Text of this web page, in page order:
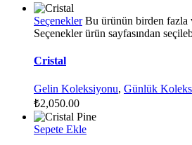
Seçenekler Bu ürünün birden fazla
Seçenekler ürün sayfasından
Cristal
Gelin Koleksiyonu, Günlük
₺2,050.00
Sepete Ekle